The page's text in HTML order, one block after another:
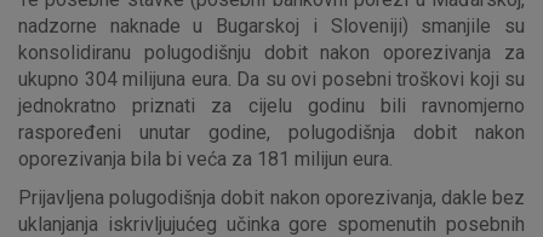
nadzorne naknade u Bugarskoj i Sloveniji) smanjile su
konsolidiranu polugodišnju dobit nakon oporezivanja za
ukupno 304 milijuna eura. Da su ovi posebni troškovi koji su
jednokratno priznati za cijelu godinu bili ravnomjerno
raspoređeni unutar godine, polugodišnja dobit nakon
oporezivanja bila bi veća za 181 milijun eura.
Prijavljena polugodišnja dobit nakon oporezivanja, dakle bez
uklanjanja iskrivljujućeg učinka gore spomenutih posebnih